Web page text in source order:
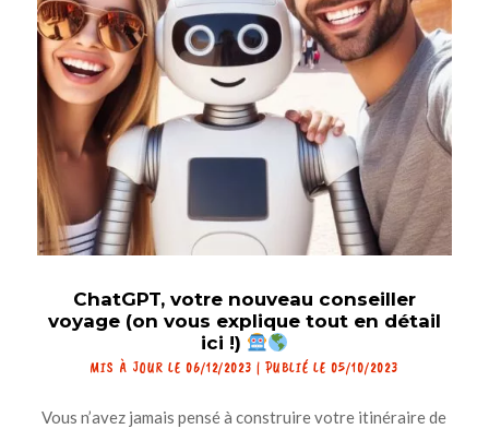
ChatGPT, votre nouveau conseiller
voyage (on vous explique tout en détail
ici !)
MIS À JOUR LE 06/12/2023 | PUBLIÉ LE 05/10/2023
Vous n’avez jamais pensé à construire votre itinéraire de